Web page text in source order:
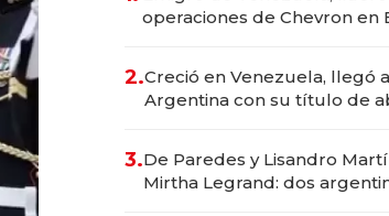
operaciones de Chevron en
2.Creció en Venezuela, llegó
Argentina con su título de
marcas "fast premium"
3.De Paredes y Lisandro
Mirtha Legrand: dos